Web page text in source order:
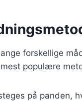
forskellige
populære
på panden,